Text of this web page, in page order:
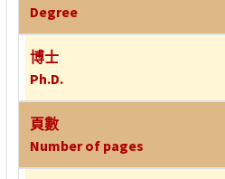
Degree
博士
Ph.D.
頁數
Number of pages